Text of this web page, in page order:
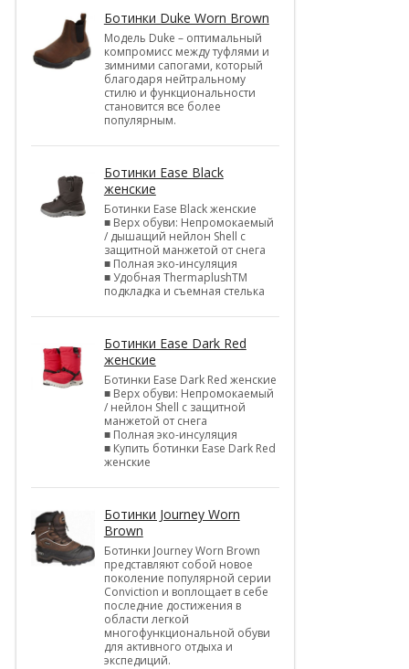
Ботинки Duke Worn Brown
Модель Duke – оптимальный
компромисс между туфлями и
зимними сапогами, который
благодаря нейтральному
стилю и функциональности
становится все более
популярным.
Ботинки Ease Black
женские
Ботинки Ease Black женские
■ Верх обуви: Непромокаемый
/ дышащий нейлон Shell c
защитной манжетой от снега
■ Полная эко-инсуляция
■ Удобная ThermaplushTM
подкладка и съемная стелька
Ботинки Ease Dark Red
женские
Ботинки Ease Dark Red женские
■ Верх обуви: Непромокаемый
/ нейлон Shell c защитной
манжетой от снега
■ Полная эко-инсуляция
■ Купить ботинки Ease Dark Red
женские
Ботинки Journey Worn
Brown
Ботинки Journey Worn Brown
представляют собой новое
поколение популярной серии
Conviction и воплощает в себе
последние достижения в
области легкой
многофункциональной обуви
для активного отдыха и
экспедиций.